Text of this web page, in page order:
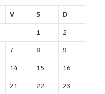
V S D
1 2
7 8 9
14 15 16
21 22 23